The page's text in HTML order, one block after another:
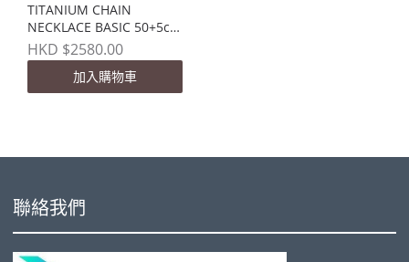
TITANIUM CHAIN
NECKLACE BASIC 50+5cm
(限量版)
HKD $2580.00
加入購物車
聯絡我們